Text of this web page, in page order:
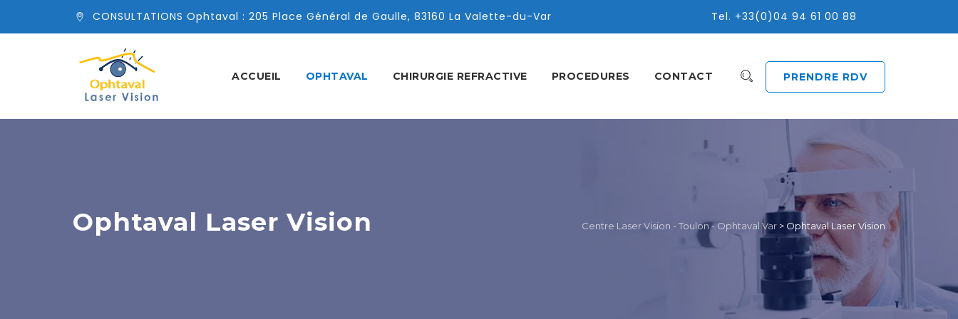
CONSULTATIONS Ophtaval : 205 Place Général de Gaulle, 83160 La Valette-du-Var Tel. +33(0)04 94 61 00 88
PRENDRE RDV
ACCUEIL OPHTAVAL CHIRURGIE REFRACTIVE PROCEDURES CONTACT
Ophtaval Laser Vision Centre Laser Vision - Toulon - Ophtaval Var > Ophtaval Laser Vision